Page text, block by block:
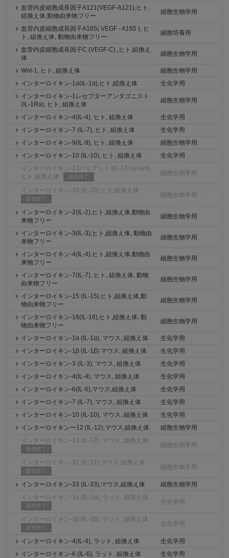
血管内皮細胞成長因子A121(VEGF-A121),ヒト,
組換え体,動物由来物フリー
細胞生物学用
血管内皮細胞成長因子A165( VEGF - A165 ), ヒ
ト, 組換え体, 動物由来物フリー
細胞培養用
血管内皮細胞成長因子C (VEGF-C) ,ヒト,組換え
体
細胞生物学用
Wnt-1, ヒト, 組換え体
細胞生物学用
インターロイキン-1α(IL-1α),ヒト,組換え体
生化学用
インターロイキン-1レセプターアンタゴニスト
(IL-1Ra), ヒト, 組換え体
細胞生物学用
インターロイキン-4(IL-4), ヒト, 組換え体
生化学用
インターロイキン-7 (IL-7), ヒト, 組換え体
生化学用
インターロイキン-9(IL-9), ヒト, 組換え体
細胞生物学用
インターロイキン-10 (IL-10), ヒト, 組換え体
生化学用
インターロイキン-13バリアント (IL-13 variant),
ヒト,組換え体
販売終了
細胞生物学用
インターロイキン-20 (IL-20),ヒト,組換え体
販売終了
細胞生物学用
インターロイキン-2(IL-2),ヒト,組換え体,動物由
来物フリー
細胞生物学用
インターロイキン-3(IL-3),ヒト,組換え体, 動物由
来物フリー
細胞生物学用
インターロイキン‐4(IL-4),ヒト,組換え体,動物由
来物フリー
細胞生物学用
インターロイキン-7(IL-7), ヒト, 組換え体, 動物
由来物フリー
細胞生物学用
インターロイキン-15 (IL-15),ヒト,組換え体,動
物由来物フリー
細胞生物学用
インターロイキン-16(IL-16),ヒト,組換え体, 動
物由来物フリー
細胞生物学用
インターロイキン-1α (IL-1α), マウス, 組換え体
生化学用
インターロイキン-1β (IL-1β) マウス, 組換え体
生化学用
インターロイキン-3 (IL-3), マウス, 組換え体
生化学用
インターロイキン-4(IL-4), マウス, 組換え体
生化学用
インターロイキン-6(IL-6),マウス,組換え体
生化学用
インターロイキン-7 (IL-7), マウス, 組換え体
生化学用
インターロイキン-10 (IL-10), マウス, 組換え体
生化学用
インターロイキンー12 (IL-12),マウス,組換え体
細胞生物学用
インターロイキン-13 (IL-13), マウス, 組換え体
販売終了
細胞生物学用
インターロイキン-31 (IL-31),マウス,組換え体
販売終了
細胞生物学用
インターロイキン-33 (IL-33),マウス,組換え体
細胞生物学用
インターロイキン-1α (IL-1α), ラット, 組換え体
販売終了
生化学用
インターロイキン-3β (IL-3β), ラット, 組換え体
販売終了
生化学用
インターロイキン-4(IL-4), ラット, 組換え体
生化学用
インターロイキン-6 (IL-6), ラット, 組換え体
生化学用